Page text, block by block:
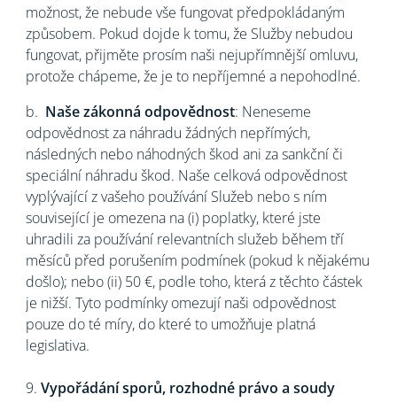
možnost, že nebude vše fungovat předpokládaným
způsobem. Pokud dojde k tomu, že Služby nebudou
fungovat, přijměte prosím naši nejupřímnější omluvu,
protože chápeme, že je to nepříjemné a nepohodlné.
b. Naše zákonná odpovědnost: Neneseme
odpovědnost za náhradu žádných nepřímých,
následných nebo náhodných škod ani za sankční či
speciální náhradu škod. Naše celková odpovědnost
vyplývající z vašeho používání Služeb nebo s ním
související je omezena na (i) poplatky, které jste
uhradili za používání relevantních služeb během tří
měsíců před porušením podmínek (pokud k nějakému
došlo); nebo (ii) 50 €, podle toho, která z těchto částek
je nižší. Tyto podmínky omezují naši odpovědnost
pouze do té míry, do které to umožňuje platná
legislativa.
9. Vypořádání sporů, rozhodné právo a soudy